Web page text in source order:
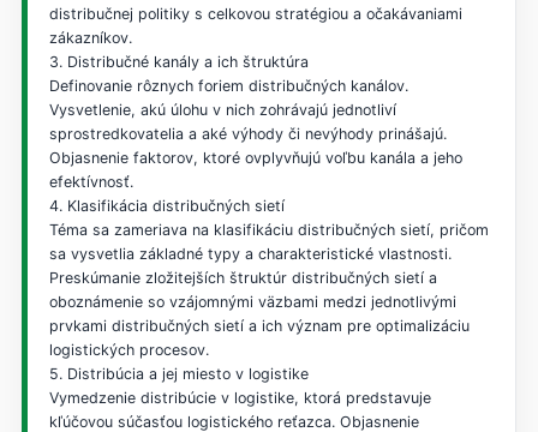
distribučnej politiky s celkovou stratégiou a očakávaniami
zákazníkov.
3. Distribučné kanály a ich štruktúra
Definovanie rôznych foriem distribučných kanálov.
Vysvetlenie, akú úlohu v nich zohrávajú jednotliví
sprostredkovatelia a aké výhody či nevýhody prinášajú.
Objasnenie faktorov, ktoré ovplyvňujú voľbu kanála a jeho
efektívnosť.
4. Klasifikácia distribučných sietí
Téma sa zameriava na klasifikáciu distribučných sietí, pričom
sa vysvetlia základné typy a charakteristické vlastnosti.
Preskúmanie zložitejších štruktúr distribučných sietí a
oboznámenie so vzájomnými väzbami medzi jednotlivými
prvkami distribučných sietí a ich význam pre optimalizáciu
logistických procesov.
5. Distribúcia a jej miesto v logistike
Vymedzenie distribúcie v logistike, ktorá predstavuje
kľúčovou súčasťou logistického reťazca. Objasnenie